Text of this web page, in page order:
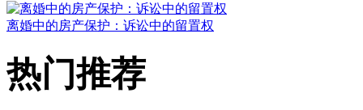
离婚中的房产保护：诉讼中的留置权
热门推荐